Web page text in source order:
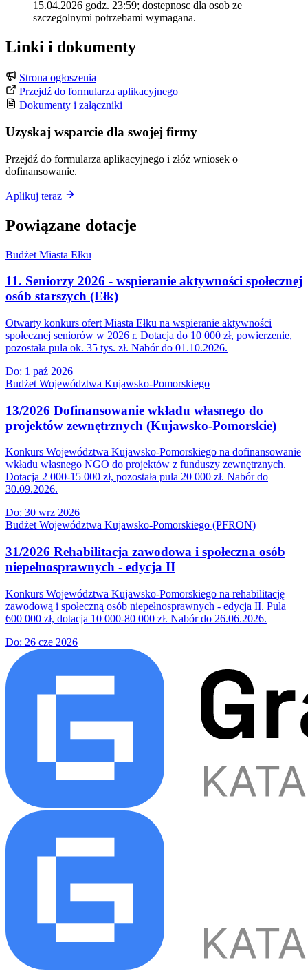
15.04.2026 godz. 23:59; dostepnosc dla osob ze
szczegolnymi potrzebami wymagana.
Linki i dokumenty
Strona ogłoszenia
Przejdź do formularza aplikacyjnego
Dokumenty i załączniki
Uzyskaj wsparcie dla swojej firmy
Przejdź do formularza aplikacyjnego i złóż wniosek o
dofinansowanie.
Aplikuj teraz
Powiązane dotacje
Budżet Miasta Ełku
11. Seniorzy 2026 - wspieranie aktywności społecznej
osób starszych (Ełk)
Otwarty konkurs ofert Miasta Ełku na wspieranie aktywności
społecznej seniorów w 2026 r. Dotacja do 10 000 zł, powierzenie,
pozostała pula ok. 35 tys. zł. Nabór do 01.10.2026.
Do: 1 paź 2026
Budżet Województwa Kujawsko-Pomorskiego
13/2026 Dofinansowanie wkładu własnego do
projektów zewnętrznych (Kujawsko-Pomorskie)
Konkurs Województwa Kujawsko-Pomorskiego na dofinansowanie
wkładu własnego NGO do projektów z funduszy zewnętrznych.
Dotacja 2 000-15 000 zł, pozostała pula 20 000 zł. Nabór do
30.09.2026.
Do: 30 wrz 2026
Budżet Województwa Kujawsko-Pomorskiego (PFRON)
31/2026 Rehabilitacja zawodowa i społeczna osób
niepełnosprawnych - edycja II
Konkurs Województwa Kujawsko-Pomorskiego na rehabilitację
zawodową i społeczną osób niepełnosprawnych - edycja II. Pula
600 000 zł, dotacja 10 000-80 000 zł. Nabór do 26.06.2026.
Do: 26 cze 2026